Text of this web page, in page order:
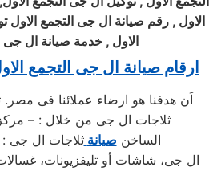
الاول , رقم صيانة ال جى التجمع الاول
الاول , خدمة صيانة ال جى
ارقام صيانة ال جى التجمع الاول
اَن هدفنا هو ارضاء عملائنا فى
ثلاجات ال جى من خلال : – مركز
الساخن صيانة ثلاجات ال جى :
ال جى، شاشات أو تليفزيونات،